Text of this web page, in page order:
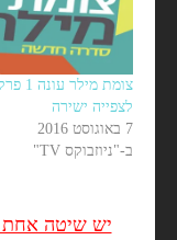
לצפייה ישירה
7 באוגוסט 2016
ב-"ניוזבוקס TV"
יש שיטה אחת